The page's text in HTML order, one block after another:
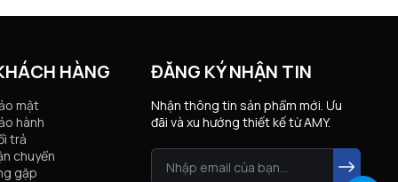
HÀNG
mật
hành
trả
chuyển
gặp
ĐĂNG KÝ NHẬN TIN
Nhận thông tin sản phẩm mới. Ưu
đãi và xu hướng thiết kế từ AMY.